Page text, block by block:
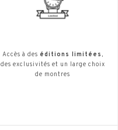
Accès à des éditions limitées,
des exclusivités et un large choix
de montres